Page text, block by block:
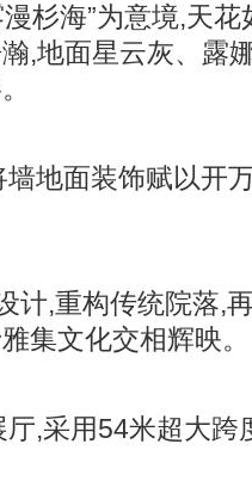
杉海”为意境,天
,地面星云灰、露
地面装饰赋以开
计,重构传统院落,
集文化交相辉映。
,采用54米超大跨